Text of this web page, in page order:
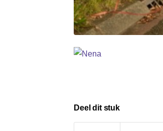
Deel dit stuk